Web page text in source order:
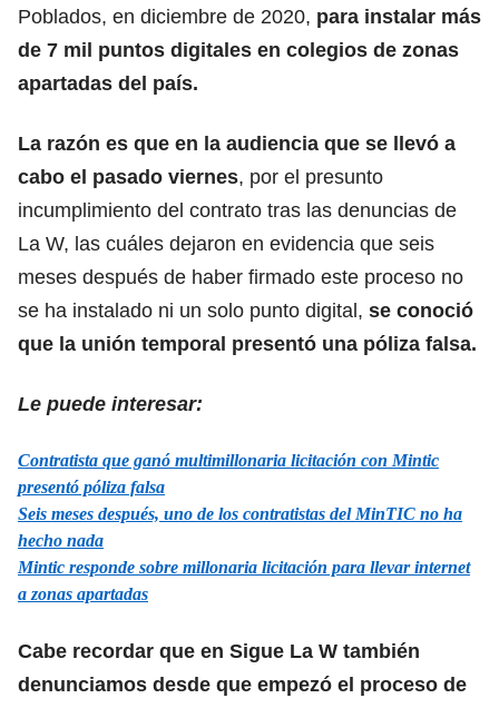
Poblados, en diciembre de 2020, para instalar más
de 7 mil puntos digitales en colegios de zonas
apartadas del país.
La razón es que en la audiencia que se llevó a
cabo el pasado viernes, por el presunto
incumplimiento del contrato tras las denuncias de
La W, las cuáles dejaron en evidencia que seis
meses después de haber firmado este proceso no
se ha instalado ni un solo punto digital, se conoció
que la unión temporal presentó una póliza falsa.
Le puede interesar:
Contratista que ganó multimillonaria licitación con Mintic
presentó póliza falsa
Seis meses después, uno de los contratistas del MinTIC no ha
hecho nada
Mintic responde sobre millonaria licitación para llevar internet
a zonas apartadas
Cabe recordar que en Sigue La W también
denunciamos desde que empezó el proceso de